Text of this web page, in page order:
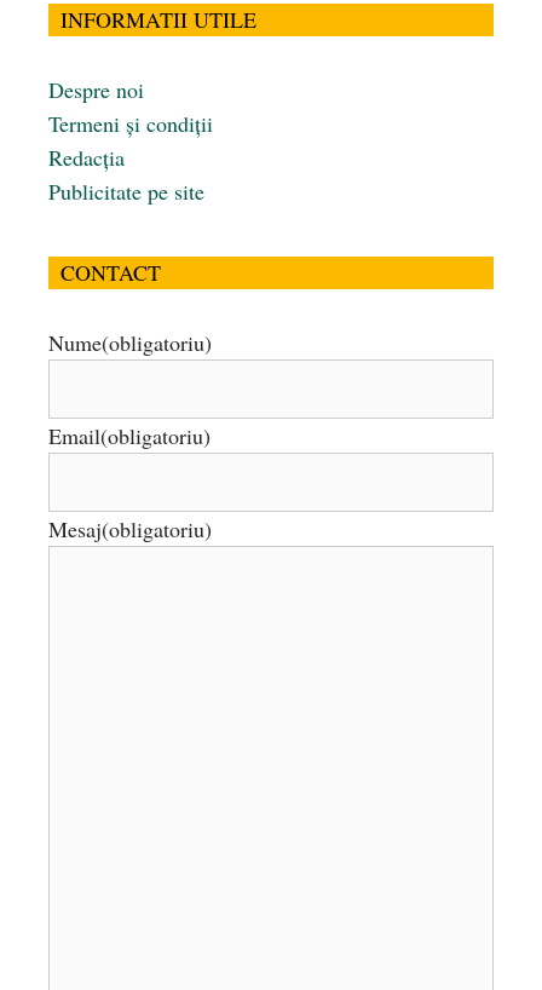
INFORMATII UTILE
Despre noi
Termeni și condiții
Redacția
Publicitate pe site
CONTACT
Nume(obligatoriu)
Email(obligatoriu)
Mesaj(obligatoriu)